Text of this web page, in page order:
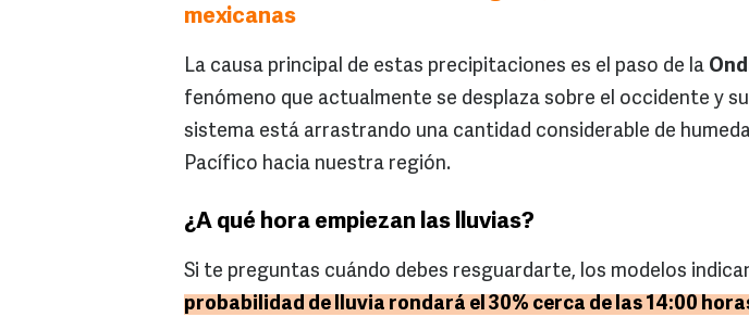
mexicanas
La causa principal de estas precipitaciones es el paso de la
fenómeno que actualmente se desplaza sobre el occidente y
sistema está arrastrando una cantidad considerable de
Pacífico hacia nuestra región.
¿A qué hora empiezan las lluvias?
Si te preguntas cuándo debes resguardarte, los modelos
probabilidad de lluvia rondará el 30% cerca de las 14:00